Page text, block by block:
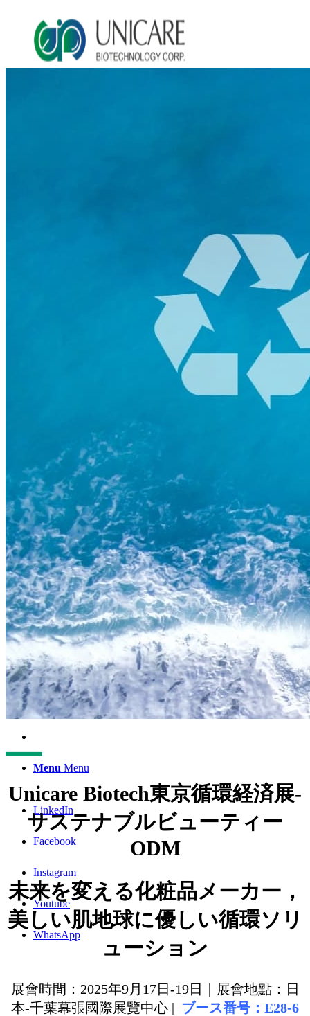
Skincare ODM Videos
Private-Label Beauty Products Solution
Skincare News
Beauty News
Research Study
Enterprise News
Contact Us
FAQ
English
中文 (台灣)
Menu Menu
LinkedIn
Facebook
Instagram
Youtube
WhatsApp
Unicare Biotech東京循環経済展-
サステナブルビューティー
ODM
未来を変える化粧品メーカー，
美しい肌地球に優しい循環ソリ
ューション
展會時間：2025年9月17日-19日｜展會地點：日
本-千葉幕張國際展覽中心 | ブース番号：E28-6